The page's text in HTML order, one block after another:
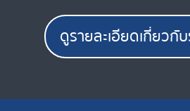
ดูรายละเอียดเกี่ยวกั